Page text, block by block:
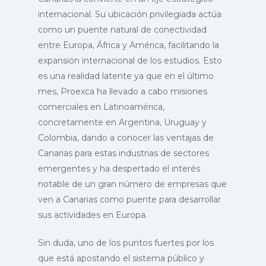
internacional. Su ubicación privilegiada actúa
como un puente natural de conectividad
entre Europa, África y América, facilitando la
expansión internacional de los estudios. Esto
es una realidad latente ya que en el último
mes, Proexca ha llevado a cabo misiones
comerciales en Latinoamérica,
concretamente en Argentina, Uruguay y
Colombia, dando a conocer las ventajas de
Canarias para estas industrias de sectores
emergentes y ha despertado el interés
notable de un gran número de empresas que
ven a Canarias como puente para desarrollar
sus actividades en Europa.
Sin duda, uno de los puntos fuertes por los
que está apostando el sistema público y
INICIO
Login
Registro
PROEXCA
Misión y Objetivos
Memorias de Gestión
Red Exterior
SERVICIOS
Promoción exterior
Aporta Pymes
Capitalinas
Capitalinas
Canarias: Islas de
e-Canarias Digital
Formación de
Cursos y
Formación
Invertir en Canarias
Africa Business
Información y
asesoramiento UE
REA
RECURSOS
Buscador de
Agenda
Brand Center
Canal de denuncias
Contacto
ESPAÑOL